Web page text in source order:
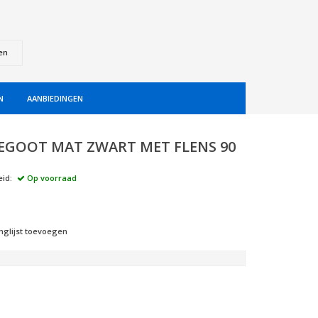
AANBIEDINGEN
MAT ZWART MET FLENS 90
Op voorraad
toevoegen